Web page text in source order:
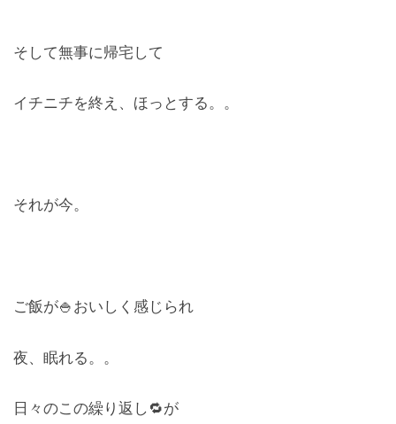
そして無事に帰宅して
イチニチを終え、ほっとする。。
それが今。
ご飯が🍚おいしく感じられ
夜、眠れる。。
日々のこの繰り返し🔁が